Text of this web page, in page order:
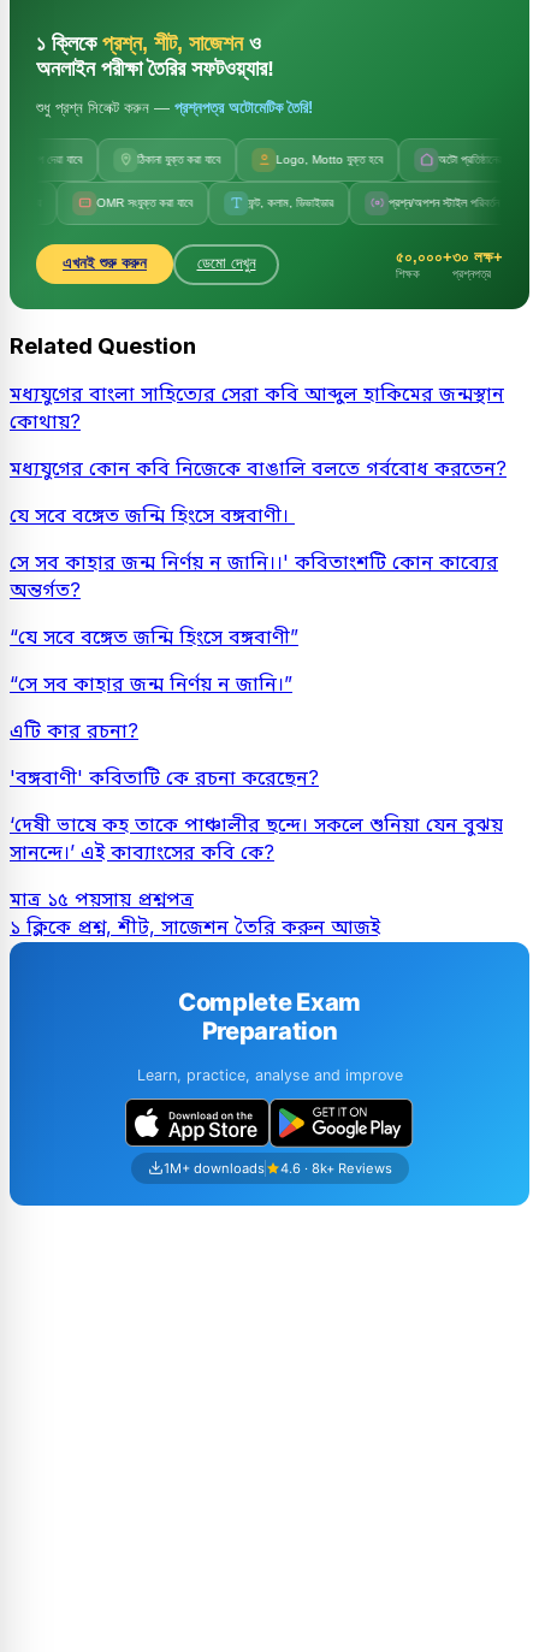
১ ক্লিকে প্রশ্ন, শীট, সাজেশনও
অনলাইন পরীক্ষা তৈরির সফটওয়্যার!
শুধু প্রশ্ন সিলেক্ট করুন — প্রশ্নপত্র অটোমেটিক তৈরি!
ঠিকানা যুক্ত করা যাবে Logo, Motto যুক্ত হবে অটো প্রতিষ্ঠানের নাম
OMR সংযুক্ত করা যাবে ফন্ট, কলাম, ডিভাইডার প্রশ্ন/অপশন স্টাইল পরিবর্তন
এখনই শুরু করুন ডেমো দেখুন ৫০,০০০+
শিক্ষক
৩০ লক্ষ+
প্রশ্নপত্র
Related Question
মধ্যযুগের বাংলা সাহিত্যের সেরা কবি আব্দুল হাকিমের জন্মস্থান
কোথায়?
মধ্যযুগের কোন কবি নিজেকে বাঙালি বলতে গর্ববোধ করতেন?
যে সবে বঙ্গেত জন্মি হিংসে বঙ্গবাণী।
সে সব কাহার জন্ম নির্ণয় ন জানি।।' কবিতাংশটি কোন কাব্যের
অন্তর্গত?
“যে সবে বঙ্গেত জন্মি হিংসে বঙ্গবাণী”
“সে সব কাহার জন্ম নির্ণয় ন জানি।”
এটি কার রচনা?
'বঙ্গবাণী' কবিতাটি কে রচনা করেছেন?
‘দেষী ভাষে কহ তাকে পাঞ্চালীর ছন্দে। সকলে শুনিয়া যেন বুঝয়
সানন্দে।’ এই কাব্যাংসের কবি কে?
মাত্র ১৫ পয়সায় প্রশ্নপত্র
১ ক্লিকে প্রশ্ন, শীট, সাজেশন তৈরি করুন আজই
Complete Exam
Preparation
Learn, practice, analyse and improve
1M+ downloads 4.6 · 8k+ Reviews